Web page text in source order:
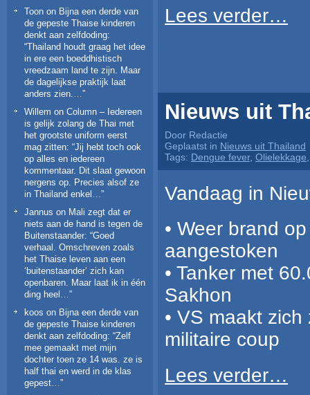
Toon on Bijna een derde van
de gepeste Thaise kinderen
denkt aan zelfdoding:
“Thailand houdt graag het idee
in ere een boeddhistisch
vreedzaam land te zijn. Maar
de dagelijkse praktijk laat
anders zien.…”
Willem on Column – Iedereen
is gelijk zolang de Thai met
het grootste uniform eerst
mag zitten: “Jij hebt toch ook
op alles en iedereen
kommentaar. Dit slaat gewoon
nergens op. Precies alsof ze
in Thailand enkel…”
Jannus on Mali zegt dat er
niets aan de hand is tegen de
Buitenstaander: “Goed
verhaal. Omschreven zoals
het Thaise leven aan een
‘buitenstaander’ zich kan
openbaren. Maar laat ik in één
ding heel…”
koos on Bijna een derde van
de gepeste Thaise kinderen
denkt aan zelfdoding: “Zelf
mee gemaakt met mijn
dochter toen ze 14 was. ze is
half thai en werd in de klas
gepest…”
Lees verder…
Nieuws uit
Door Redactie
Geplaatst in Nieuws uit Thailand
Tags: Dengue fever, Olielekkage
Vandaag in
• Weer brand
aangestoken
• Tanker met
Sakhon
• VS maakt
militaire coup
Lees verder…